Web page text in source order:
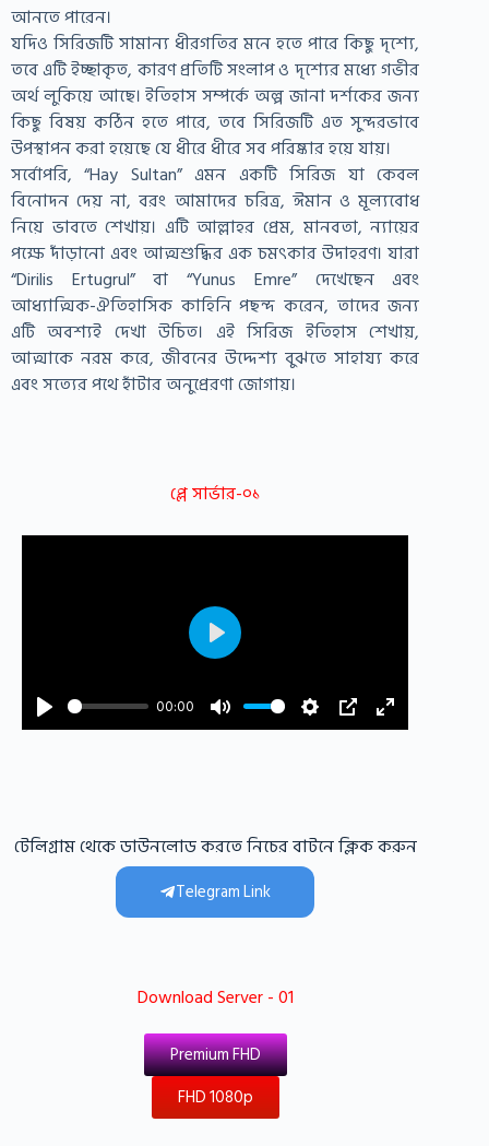
আনতে পারেন।
যদিও সিরিজটি সামান্য ধীরগতির মনে হতে পারে কিছু দৃশ্যে,
তবে এটি ইচ্ছাকৃত, কারণ প্রতিটি সংলাপ ও দৃশ্যের মধ্যে গভীর
অর্থ লুকিয়ে আছে। ইতিহাস সম্পর্কে অল্প জানা দর্শকের জন্য
কিছু বিষয় কঠিন হতে পারে, তবে সিরিজটি এত সুন্দরভাবে
উপস্থাপন করা হয়েছে যে ধীরে ধীরে সব পরিষ্কার হয়ে যায়।
সর্বোপরি, “Hay Sultan” এমন একটি সিরিজ যা কেবল
বিনোদন দেয় না, বরং আমাদের চরিত্র, ঈমান ও মূল্যবোধ
নিয়ে ভাবতে শেখায়। এটি আল্লাহর প্রেম, মানবতা, ন্যায়ের
পক্ষে দাঁড়ানো এবং আত্মশুদ্ধির এক চমৎকার উদাহরণ। যারা
“Dirilis Ertugrul” বা “Yunus Emre” দেখেছেন এবং
আধ্যাত্মিক-ঐতিহাসিক কাহিনি পছন্দ করেন, তাদের জন্য
এটি অবশ্যই দেখা উচিত। এই সিরিজ ইতিহাস শেখায়,
আত্মাকে নরম করে, জীবনের উদ্দেশ্য বুঝতে সাহায্য করে
এবং সত্যের পথে হাঁটার অনুপ্রেরণা জোগায়।
প্লে সার্ভার-০১
00:00
P
a
টেলিগ্রাম থেকে ডাউনলোড করতে নিচের বাটনে ক্লিক করুন
Telegram Link
Download Server - 01
Premium FHD
FHD 1080p